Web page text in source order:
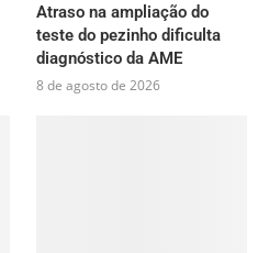
Atraso na ampliação do
teste do pezinho dificulta
diagnóstico da AME
8 de agosto de 2026